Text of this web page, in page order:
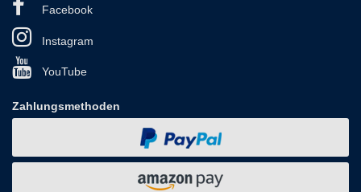
Facebook
Instagram
YouTube
Zahlungsmethoden